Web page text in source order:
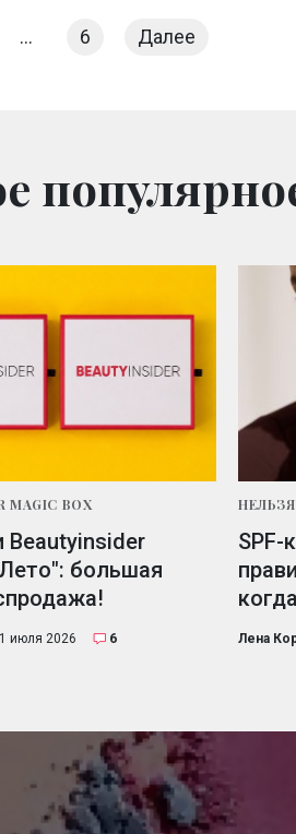
… 6 Далее
MAGIC BOX
Beautyinsider
большая
июля 2026 6
SPF-
Лена